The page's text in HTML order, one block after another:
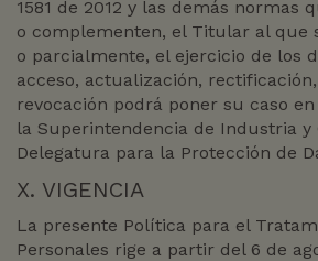
1581 de 2012 y las demás normas
o complementen, el Titular al que
o parcialmente, el ejercicio de los
acceso, actualización,
revocación podrá poner su caso
la Superintendencia de Industria y
Delegatura para la Protección de
X. VIGENCIA
La presente Política para el
Personales rige a partir del 6 de